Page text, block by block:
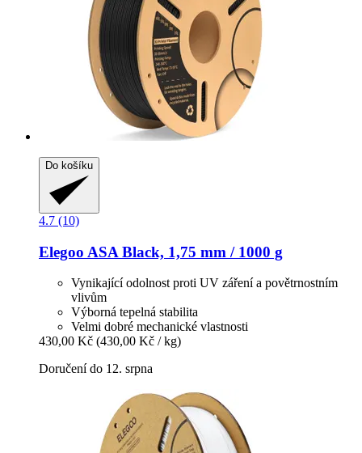
Do košíku
4.7 (10)
Elegoo ASA Black, 1,75 mm / 1000 g
Vynikající odolnost proti UV záření a povětrnostním
vlivům
Výborná tepelná stabilita
Velmi dobré mechanické vlastnosti
430,00 Kč (430,00 Kč / kg)
Doručení do 12. srpna